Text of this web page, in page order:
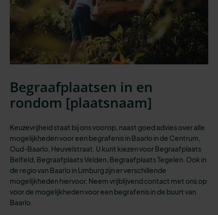
Begraafplaatsen in en
rondom [plaatsnaam]
Keuzevrijheid staat bij ons voorop, naast goed advies over alle
mogelijkhedenvoor een begrafenisin Baarlo in de Centrum,
Oud-Baarlo, Heuvelstraat. U kunt kiezen voorBegraafplaats
Belfeld, Begraafplaats Velden, Begraafplaats Tegelen. Ook in
de regio van Baarlo in Limburg zijn er verschillende
mogelijkheden hiervoor. Neem vrijblijvend contact met ons op
voor de mogelijkheden voor een begrafenis in de buurt van
Baarlo.